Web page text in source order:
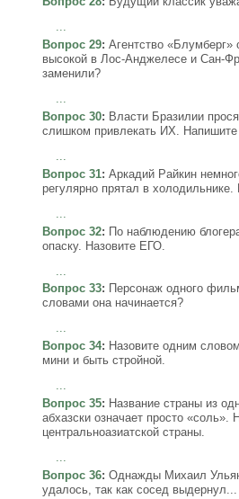
...
Вопрос 29: Агентство «Блумберг»
высокой в Лос-Анджелесе и Сан-
заменили?
...
Вопрос 30: Власти Бразилии
слишком привлекать ИХ.
Вопрос 31: Аркадий Райкин
регулярно прятал в
Вопрос 32: По наблюдению
опаску. Назовите ЕГО.
Вопрос 33: Персонаж одного
словами она начинается?
...
Вопрос 34: Назовите одним
мини и быть стройной.
...
Вопрос 35: Название страны из
абхазски означает просто «соль».
центральноазиатской страны.
...
Вопрос 36: Однажды Михаил
удалось, так как сосед